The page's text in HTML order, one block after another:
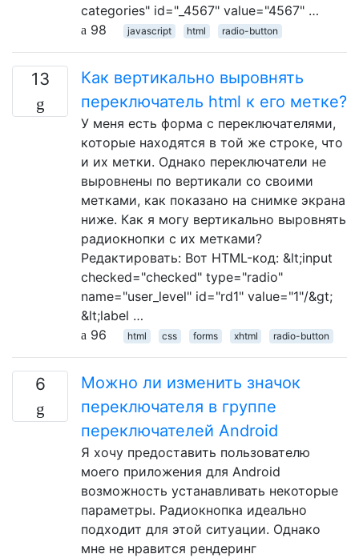
categories" id="_4567" value="4567" …
98
javascript html radio-button
13
Как вертикально выровнять
переключатель html к его метке?
У меня есть форма с переключателями,
которые находятся в той же строке, что
и их метки. Однако переключатели не
выровнены по вертикали со своими
метками, как показано на снимке экрана
ниже. Как я могу вертикально выровнять
радиокнопки с их метками?
Редактировать: Вот HTML-код: &lt;input
checked="checked" type="radio"
name="user_level" id="rd1" value="1"/&gt;
&lt;label …
96
html css forms xhtml radio-button
6
Можно ли изменить значок
переключателя в группе
переключателей Android
Я хочу предоставить пользователю
моего приложения для Android
возможность устанавливать некоторые
параметры. Радиокнопка идеально
подходит для этой ситуации. Однако
мне не нравится рендеринг